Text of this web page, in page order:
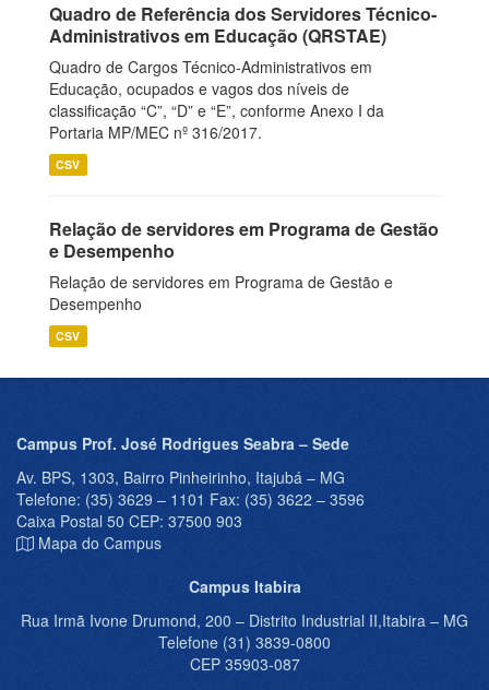
Quadro de Referência dos Servidores Técnico-
Administrativos em Educação (QRSTAE)
Quadro de Cargos Técnico-Administrativos em
Educação, ocupados e vagos dos níveis de
classificação “C”, “D” e “E”, conforme Anexo I da
Portaria MP/MEC nº 316/2017.
CSV
Relação de servidores em Programa de Gestão
e Desempenho
Relação de servidores em Programa de Gestão e
Desempenho
CSV
Campus Prof. José Rodrigues Seabra – Sede
Av. BPS, 1303, Bairro Pinheirinho, Itajubá – MG
Telefone: (35) 3629 – 1101 Fax: (35) 3622 – 3596
Caixa Postal 50 CEP: 37500 903
Mapa do Campus
Campus Itabira
Rua Irmã Ivone Drumond, 200 – Distrito Industrial II,Itabira – MG
Telefone (31) 3839-0800
CEP 35903-087